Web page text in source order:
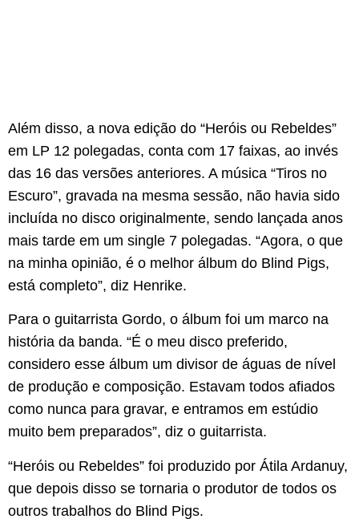
Além disso, a nova edição do “Heróis ou Rebeldes”
em LP 12 polegadas, conta com 17 faixas, ao invés
das 16 das versões anteriores. A música “Tiros no
Escuro”, gravada na mesma sessão, não havia sido
incluída no disco originalmente, sendo lançada anos
mais tarde em um single 7 polegadas. “Agora, o que
na minha opinião, é o melhor álbum do Blind Pigs,
está completo”, diz Henrike.
Para o guitarrista Gordo, o álbum foi um marco na
história da banda. “É o meu disco preferido,
considero esse álbum um divisor de águas de nível
de produção e composição. Estavam todos afiados
como nunca para gravar, e entramos em estúdio
muito bem preparados”, diz o guitarrista.
“Heróis ou Rebeldes” foi produzido por Átila Ardanuy,
que depois disso se tornaria o produtor de todos os
outros trabalhos do Blind Pigs.